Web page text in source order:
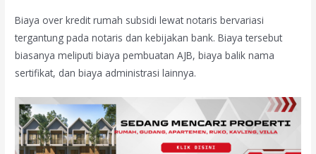
Biaya over kredit rumah subsidi lewat notaris bervariasi
tergantung pada notaris dan kebijakan bank. Biaya tersebut
biasanya meliputi biaya pembuatan AJB, biaya balik nama
sertifikat, dan biaya administrasi lainnya.